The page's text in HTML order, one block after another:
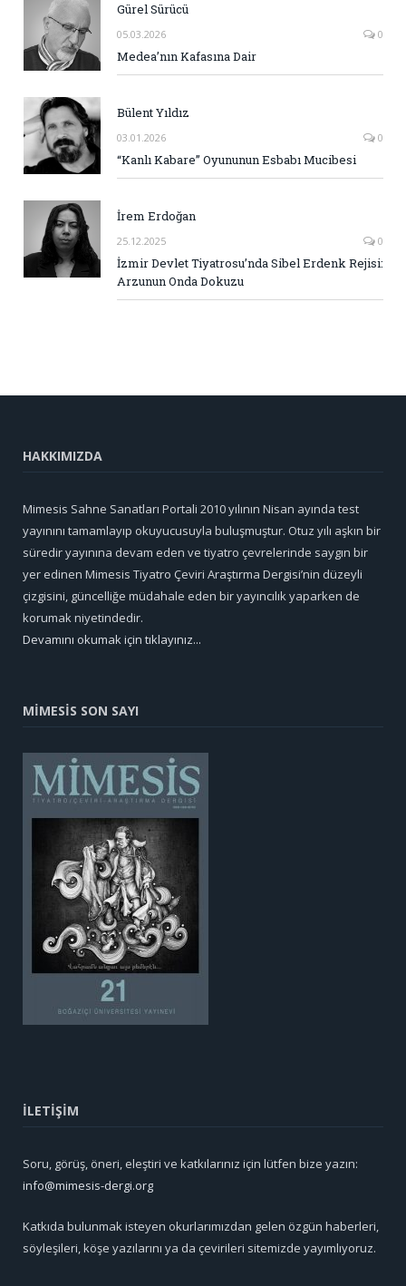
Gürel Sürücü
05.03.2026 0
Medea’nın Kafasına Dair
Bülent Yıldız
03.01.2026 0
“Kanlı Kabare” Oyununun Esbabı Mucibesi
İrem Erdoğan
25.12.2025 0
İzmir Devlet Tiyatrosu’nda Sibel Erdenk Rejisi:
Arzunun Onda Dokuzu
HAKKIMIZDA
Mimesis Sahne Sanatları Portali 2010 yılının Nisan ayında test
yayınını tamamlayıp okuyucusuyla buluşmuştur. Otuz yılı aşkın bir
süredir yayınına devam eden ve tiyatro çevrelerinde saygın bir
yer edinen Mimesis Tiyatro Çeviri Araştırma Dergisi’nin düzeyli
çizgisini, güncelliğe müdahale eden bir yayıncılık yaparken de
korumak niyetindedir.
Devamını okumak için tıklayınız...
MİMESİS SON SAYI
İLETİŞİM
Soru, görüş, öneri, eleştiri ve katkılarınız için lütfen bize yazın:
info@mimesis-dergi.org
Katkıda bulunmak isteyen okurlarımızdan gelen özgün haberleri,
söyleşileri, köşe yazılarını ya da çevirileri sitemizde yayımlıyoruz.